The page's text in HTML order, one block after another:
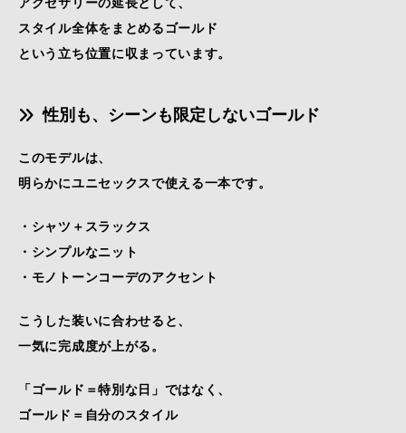
アクセサリーの延長として、
スタイル全体をまとめるゴールド
という立ち位置に収まっています。
性別も、シーンも限定しないゴールド
このモデルは、
明らかにユニセックスで使える一本です。
・シャツ＋スラックス
・シンプルなニット
・モノトーンコーデのアクセント
こうした装いに合わせると、
一気に完成度が上がる。
「ゴールド＝特別な日」ではなく、
ゴールド＝自分のスタイル